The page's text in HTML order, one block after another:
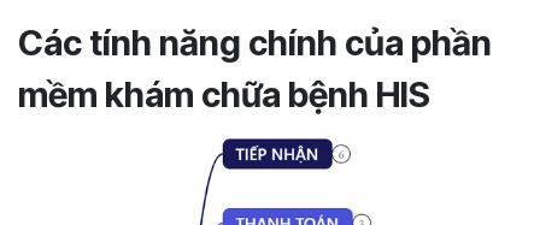
Các tính năng chính của phần
mềm khám chữa bệnh HIS